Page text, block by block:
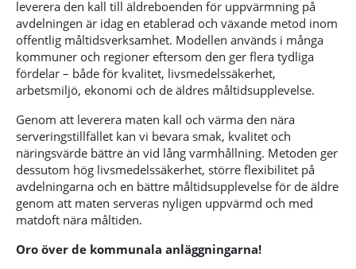
leverera den kall till äldreboenden för uppvärmning på
avdelningen är idag en etablerad och växande metod inom
offentlig måltidsverksamhet. Modellen används i många
kommuner och regioner eftersom den ger flera tydliga
fördelar – både för kvalitet, livsmedelssäkerhet,
arbetsmiljö, ekonomi och de äldres måltidsupplevelse.
Genom att leverera maten kall och värma den nära
serveringstillfället kan vi bevara smak, kvalitet och
näringsvärde bättre än vid lång varmhållning. Metoden ger
dessutom hög livsmedelssäkerhet, större flexibilitet på
avdelningarna och en bättre måltidsupplevelse för de äldre
genom att maten serveras nyligen uppvärmd och med
matdoft nära måltiden.
Oro över de kommunala anläggningarna!